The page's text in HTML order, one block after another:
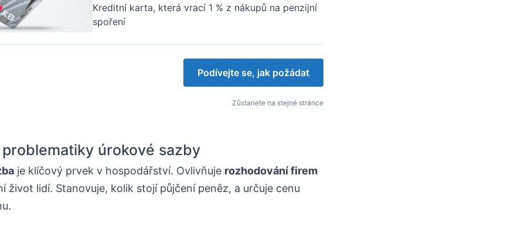
Kreditní karta, která vrací 1 % z nákupů na penzijní
spoření
Podívejte se, jak požádat
Zůstanete na stejné stránce
úrokové sazby
je klíčový prvek v hospodářství. Ovlivňuje rozhodování firem
život lidí. Stanovuje, kolik stojí půjčení peněz, a určuje cenu